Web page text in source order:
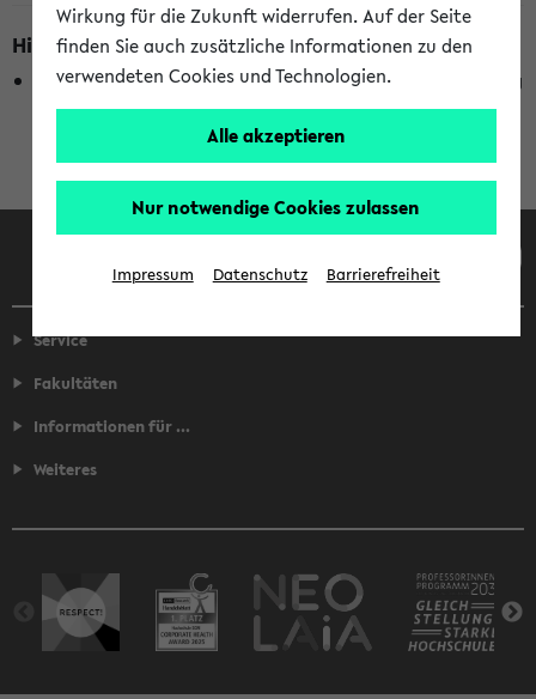
Hinweise zur Liste
Die Anzeige ist semesterübergreifend und nicht abhängig
vom im eKVV gewählten Semester.
Facebook Instagram LinkedIn TikTok
Service
Fakultäten
Informationen für ...
Weiteres
Wirkung für die Zukunft widerrufen. Auf der Seite
finden Sie auch zusätzliche Informationen zu den
verwendeten Cookies und Technologien.
Alle akzeptieren
Nur notwendige Cookies zulassen
Impressum Datenschutz Barrierefreiheit